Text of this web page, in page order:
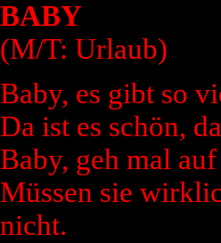
BABY
(M/T: Urlaub)
Baby, es gibt so
Da ist es schön,
Baby, geh mal
Müssen sie
nicht.